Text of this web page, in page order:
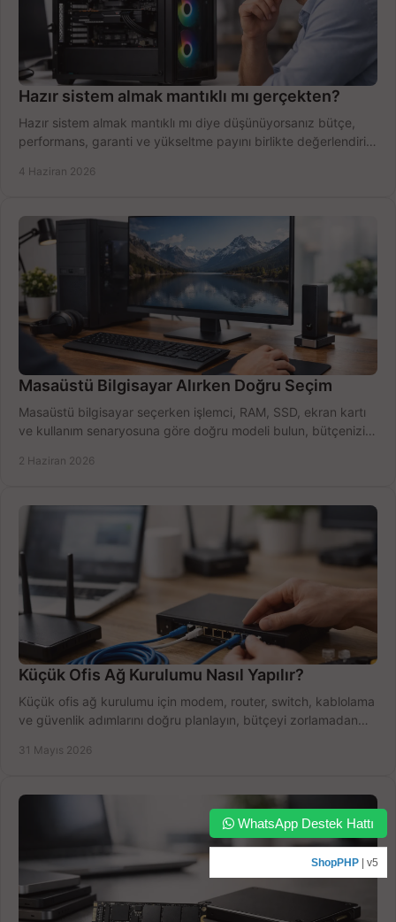
Hazır sistem almak mantıklı mı gerçekten?
Hazır sistem almak mantıklı mı diye düşünüyorsanız bütçe,
performans, garanti ve yükseltme payını birlikte değerlendirin,
4 Haziran 2026
Masaüstü Bilgisayar Alırken Doğru Seçim
Masaüstü bilgisayar seçerken işlemci, RAM, SSD, ekran kartı
ve kullanım senaryosuna göre doğru modeli bulun, bütçenizi
2 Haziran 2026
Küçük Ofis Ağ Kurulumu Nasıl Yapılır?
Küçük ofis ağ kurulumu için modem, router, switch, kablolama
ve güvenlik adımlarını doğru planlayın, bütçeyi zorlamadan
31 Mayıs 2026
WhatsApp Destek Hattı
ShopPHP | v5